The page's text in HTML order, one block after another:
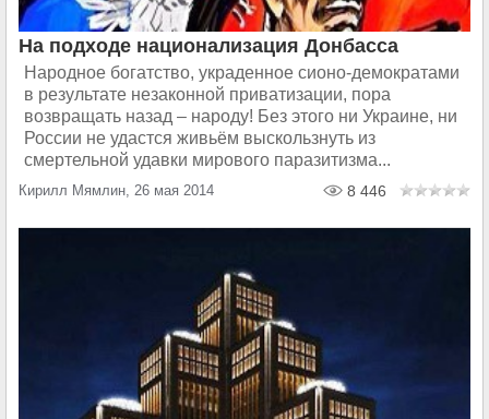
На подходе национализация Донбасса
Народное богатство, украденное сионо-демократами
в результате незаконной приватизации, пора
возвращать назад – народу! Без этого ни Украине, ни
России не удастся живьём выскользнуть из
смертельной удавки мирового паразитизма...
Кирилл Мямлин, 26 мая 2014 8 446